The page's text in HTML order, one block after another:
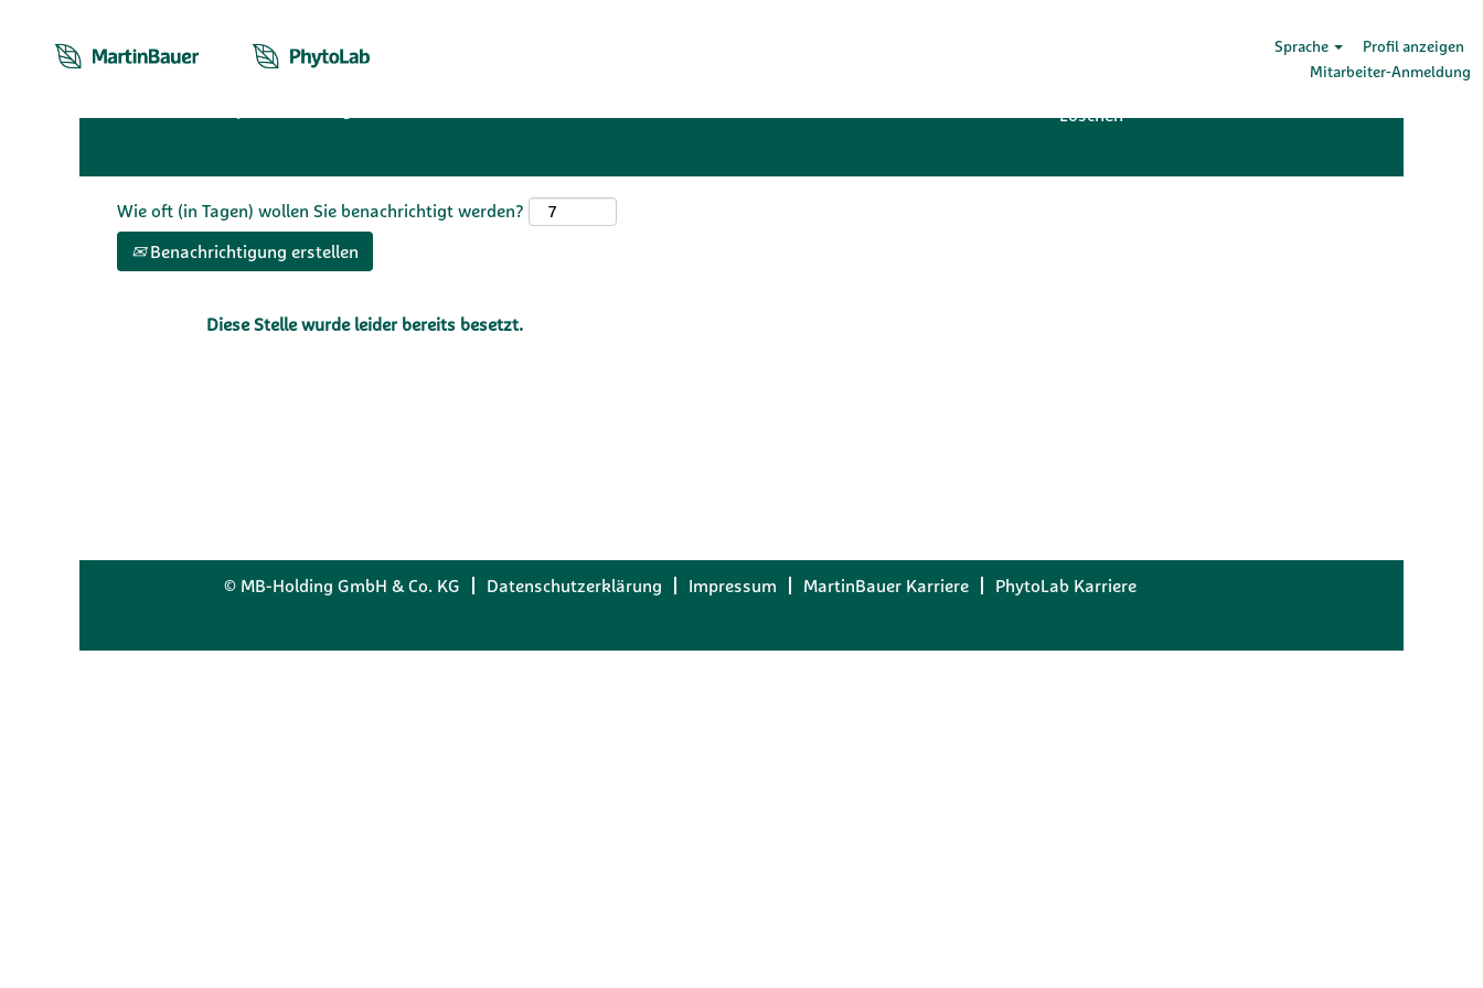
Sprache
Profil anzeigen
Mitarbeiter-Anmeldung
Nach Stichwort suchen
Löschen
Wie oft (in Tagen) wollen Sie benachrichtigt werden?
Benachrichtigung erstellen
Diese Stelle wurde leider bereits besetzt.
© MB-Holding GmbH & Co. KG Datenschutzerklärung Impressum MartinBauer Karriere PhytoLab Karriere